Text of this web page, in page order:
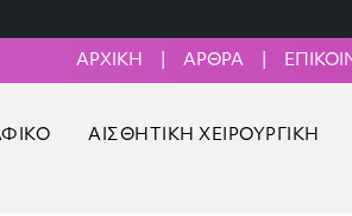
ΑΡΧΙΚΉ ΆΡΘΡΑ
ΑΙΣΘΗΤΙΚΉ ΧΕΙΡΟΥΡΓΙΚΉ